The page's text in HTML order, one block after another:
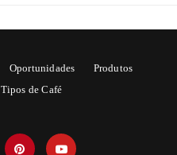
Oportunidades
Produtos
Tipos de Café